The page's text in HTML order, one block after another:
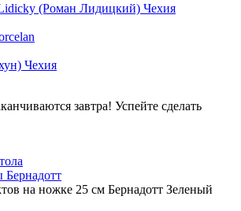
(Роман Лидицкий) Чехия
Чехия
завтра! Успейте сделать
на ножке 25 см Бернадотт Зеленый